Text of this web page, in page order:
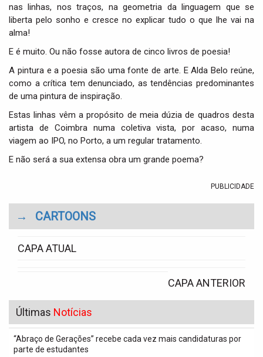
nas linhas, nos traços, na geometria da linguagem que se
liberta pelo sonho e cresce no explicar tudo o que lhe vai na
alma!
E é muito. Ou não fosse autora de cinco livros de poesia!
A pintura e a poesia são uma fonte de arte. E Alda Belo reúne,
como a crítica tem denunciado, as tendências predominantes
de uma pintura de inspiração.
Estas linhas vêm a propósito de meia dúzia de quadros desta
artista de Coimbra numa coletiva vista, por acaso, numa
viagem ao IPO, no Porto, a um regular tratamento.
E não será a sua extensa obra um grande poema?
PUBLICIDADE
→ CARTOONS
CAPA ATUAL
CAPA ANTERIOR
Últimas Notícias
“Abraço de Gerações” recebe cada vez mais candidaturas por
parte de estudantes